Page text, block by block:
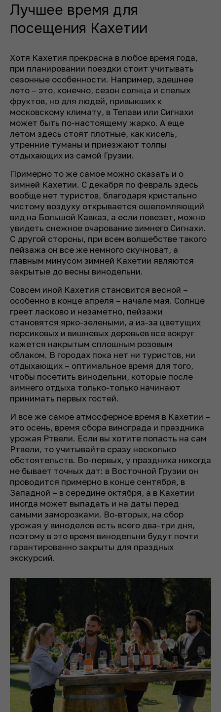
Лучшее время для
посещения Кахетии
Хотя Кахетия прекрасна в любое время года,
при планировании поездки стоит учитывать
сезонные особенности. Например, здешнее
лето – это, конечно, сезон солнца и спелых
фруктов, но для людей, привыкших к
московскому климату, в Телави или Сигнахи
может быть по-настоящему жарко. А еще
летом здесь стоят плотные, как кисель,
утренние туманы и приезжают толпы
отдыхающих из самой Грузии.
Примерно то же самое можно сказать и о
зимней Кахетии. С декабря по февраль здесь
вообще нет туристов, благодаря кристально
чистому воздуху открывается ошеломляющий
вид на Большой Кавказ, а если повезет, можно
увидеть снежное очарование зимнего Сигнахи.
С другой стороны, при всем волшебстве такого
пейзажа он все же немного скучноват, а
главным минусом зимней Кахетии являются
закрытые до весны винодельни.
Совсем иной Кахетия становится весной –
особенно в конце апреля – начале мая. Солнце
греет ласково и незаметно, пейзажи
становятся ярко-зелеными, а из-за цветущих
персиковых и вишневых деревьев все вокруг
кажется накрытым сплошным розовым
облаком. В городах пока нет ни туристов, ни
отдыхающих – оптимальное время для того,
чтобы посетить винодельни, которые после
зимнего отдыха только-только начинают
принимать первых гостей.
И все же самое атмосферное время в Кахетии –
это осень, время сбора винограда и праздника
урожая Ртвели. Если вы хотите попасть на сам
Ртвели, то учитывайте сразу несколько
обстоятельств. Во-первых, у праздника никогда
не бывает точных дат: в Восточной Грузии он
проводится примерно в конце сентября, в
Западной – в середине октября, а в Кахетии
иногда может выпадать и на даты перед
самыми заморозками. Во-вторых, на сбор
урожая у виноделов есть всего два-три дня,
поэтому в это время винодельни будут почти
гарантированно закрыты для праздных
экскурсий.